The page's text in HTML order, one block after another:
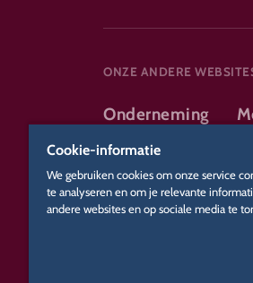
ONZE ANDERE
Onderneming
Online shop
Cookie-informatie
We gebruiken cookies om onze service
te analyseren en om je relevante
andere websites en op sociale media te